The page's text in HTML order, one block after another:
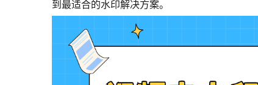
到最适合的水印解决方案。